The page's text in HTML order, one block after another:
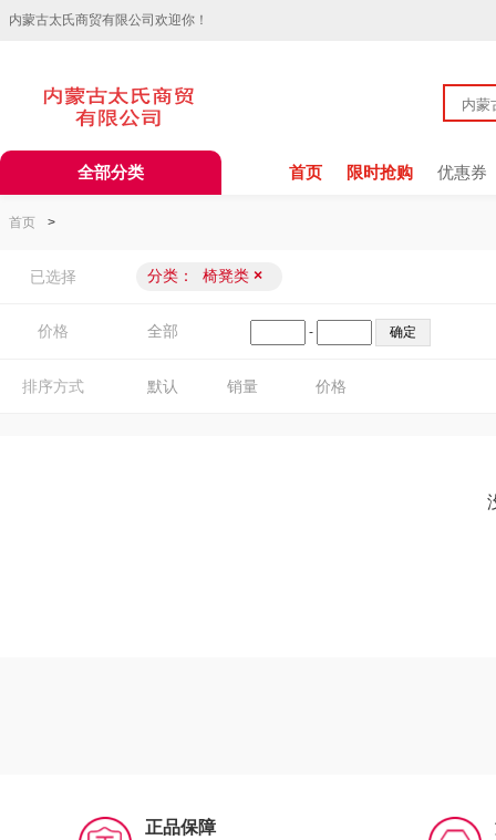
内蒙古太氏商贸有限公司欢迎你！
全部分类 首页 限时抢购 优惠券
首页 >
已选择 分类： 椅凳类 ×
价格 全部 -
排序方式 默认 销量 价格
正品保障